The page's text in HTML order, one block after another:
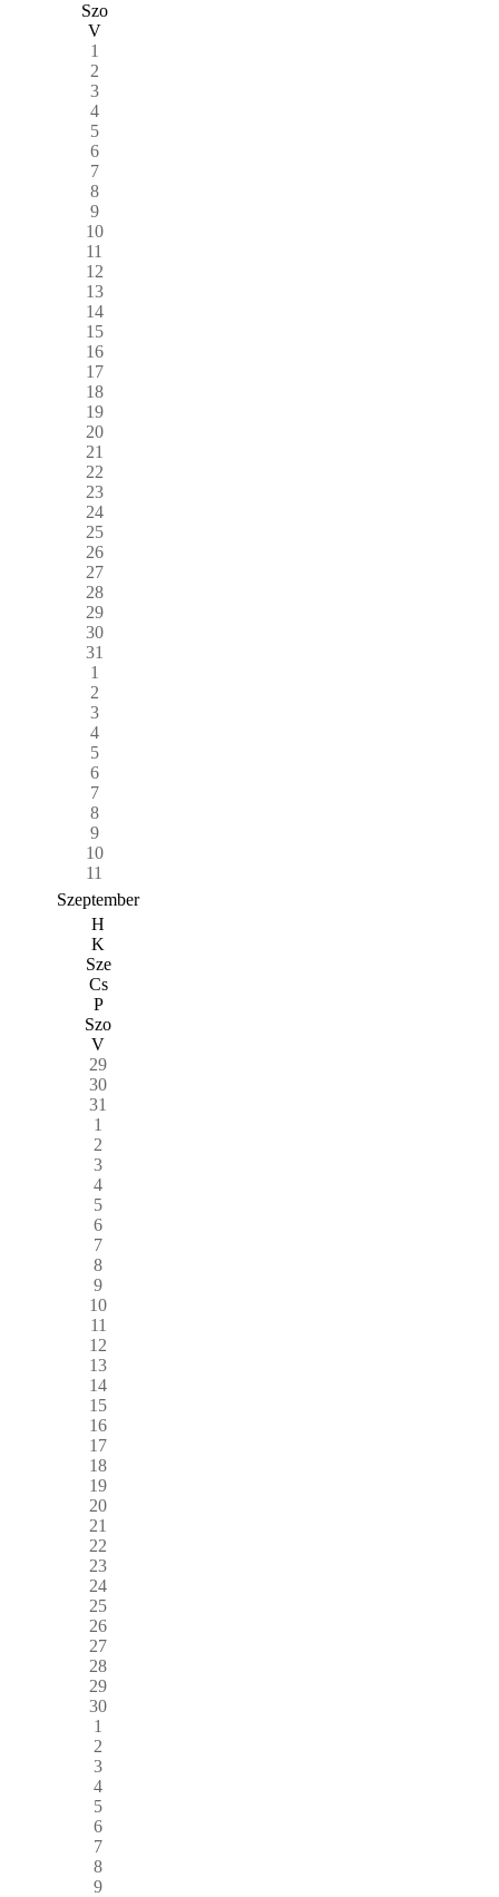
Szo
V
1
2
3
4
5
6
7
8
9
10
11
12
13
14
15
16
17
18
19
20
21
22
23
24
25
26
27
28
29
30
31
1
2
3
4
5
6
7
8
9
10
11
Szeptember
H
K
Sze
Cs
P
Szo
V
29
30
31
1
2
3
4
5
6
7
8
9
10
11
12
13
14
15
16
17
18
19
20
21
22
23
24
25
26
27
28
29
30
1
2
3
4
5
6
7
8
9